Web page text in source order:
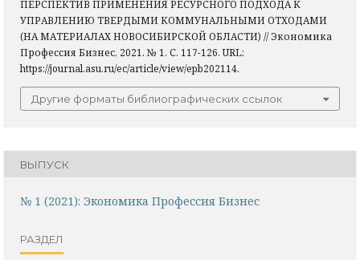
ПЕРСПЕКТИВ ПРИМЕНЕНИЯ РЕСУРСНОГО ПОДХОДА К
УПРАВЛЕНИЮ ТВЕРДЫМИ КОММУНАЛЬНЫМИ ОТХОДАМИ
(НА МАТЕРИАЛАХ НОВОСИБИРСКОЙ ОБЛАСТИ) // Экономика
Профессия Бизнес, 2021. № 1. С. 117-126. URL:
https://journal.asu.ru/ec/article/view/epb202114.
Другие форматы библиографических ссылок
ВЫПУСК
№ 1 (2021): Экономика Профессия Бизнес
РАЗДЕЛ